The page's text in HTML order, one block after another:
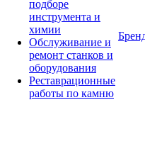
подборе
инструмента и
химии
Обслуживание и
ремонт станков и
оборудования
Реставрационные
работы по камню